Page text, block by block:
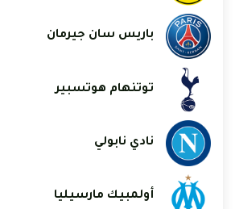
باريس سان جيرمان
توتنهام هوتسبير
نادي نابولي
أولمبيك مارسيليا